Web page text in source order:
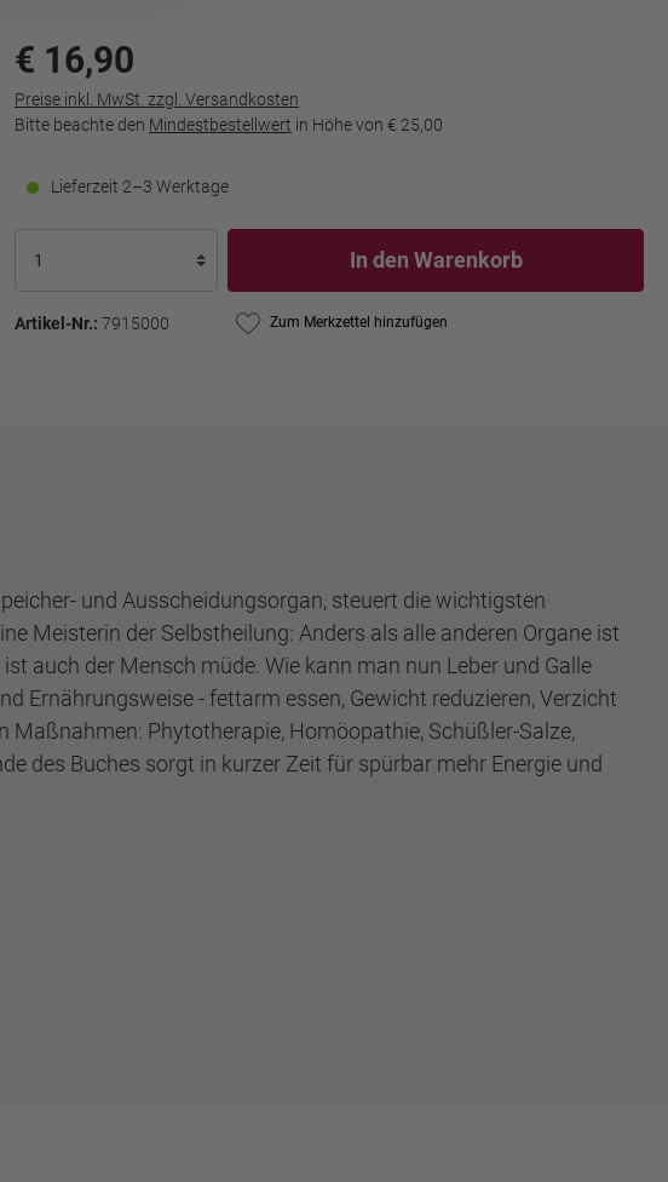
€ 16,90
Preise inkl. MwSt. zzgl. Versandkosten
Bitte beachte den Mindestbestellwert in Höhe von € 25,00
Lieferzeit 2–3 Werktage
In den Warenkorb
Artikel-Nr.: 7915000 Zum Merkzettel hinzufügen
und Ausscheidungsorgan, steuert die wichtigsten
Meisterin der Selbstheilung: Anders als alle anderen Organe ist
auch der Mensch müde. Wie kann man nun Leber und Galle
Ernährungsweise - fettarm essen, Gewicht reduzieren, Verzicht
Maßnahmen: Phytotherapie, Homöopathie, Schüßler-Salze,
des Buches sorgt in kurzer Zeit für spürbar mehr Energie und